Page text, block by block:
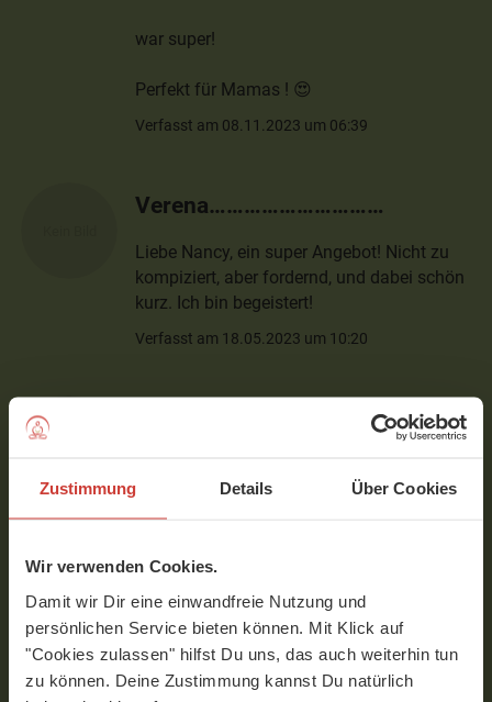
Zustimmung Details Über Cookies
Wir verwenden Cookies.
Damit wir Dir eine einwandfreie Nutzung und
persönlichen Service bieten können. Mit Klick auf
"Cookies zulassen" hilfst Du uns, das auch weiterhin tun
zu können. Deine Zustimmung kannst Du natürlich
war super!
Perfekt für Mamas ! 😍
Verfasst am 08.11.2023 um 06:39
Verena…………………………
Liebe Nancy, ein super Angebot! Nicht zu
kompiziert, aber fordernd, und dabei schön
kurz. Ich bin begeistert!
Verfasst am 18.05.2023 um 10:20
um sich in kurzer Zeit echt zu fordern.
Vielen Dank, hat echt Spass gemacht! 🙏🏻
Lea
Sehr angenehm, man wird richtig